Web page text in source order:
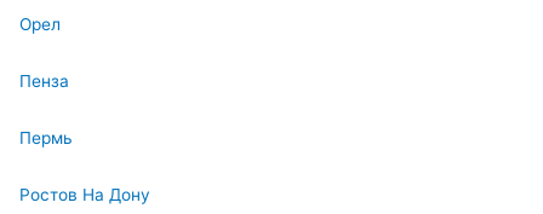
Орел
Пенза
Пермь
Ростов На Дону